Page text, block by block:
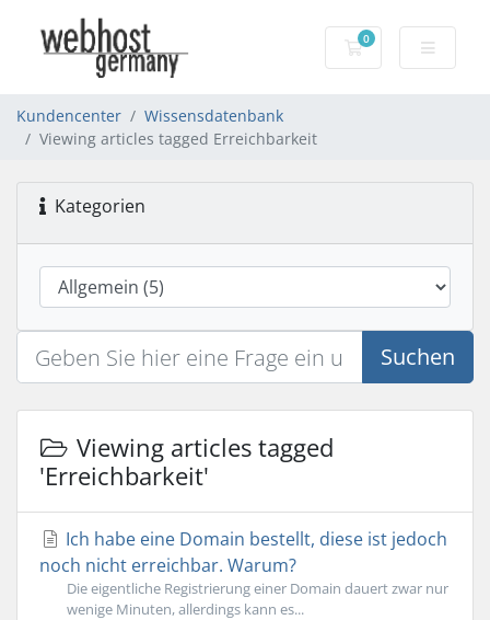
0
Warenkorb
Kundencenter
Wissensdatenbank
Viewing articles tagged Erreichbarkeit
Kategorien
Suchen
Viewing articles tagged
'Erreichbarkeit'
Ich habe eine Domain bestellt, diese ist jedoch
noch nicht erreichbar. Warum?
Die eigentliche Registrierung einer Domain dauert zwar nur
wenige Minuten, allerdings kann es...